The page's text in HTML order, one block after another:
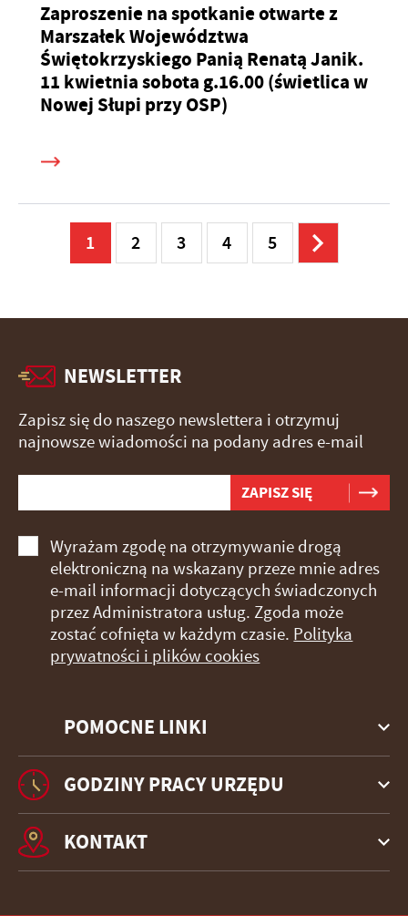
Zaproszenie na spotkanie otwarte z
Marszałek Województwa
Świętokrzyskiego Panią Renatą Janik.
11 kwietnia sobota g.16.00 (świetlica w
Nowej Słupi przy OSP)
1 2 3 4 5
POMOCNE LINKI
NEWSLETTER
Zapisz się do naszego newslettera i otrzymuj
najnowsze wiadomości na podany adres e-mail
Wyrażam zgodę na otrzymywanie drogą
elektroniczną na wskazany przeze mnie adres
e-mail informacji dotyczących świadczonych
przez Administratora usług. Zgoda może
zostać cofnięta w każdym czasie. Polityka
prywatności i plików cookies
GODZINY PRACY URZĘDU
KONTAKT